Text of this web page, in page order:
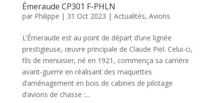
Émeraude CP301 F-PHLN
par Philippe | 31 Oct 2023 | Actualités, Avions
L’Émeraude est au point de départ d’une lignée
prestigieuse, œuvre principale de Claude Piel. Celui-ci,
fils de menuisier, né en 1921, commença sa carrière
avant-guerre en réalisant des maquettes
d’aménagement en bois de cabines de pilotage
d’avions de chasse :...